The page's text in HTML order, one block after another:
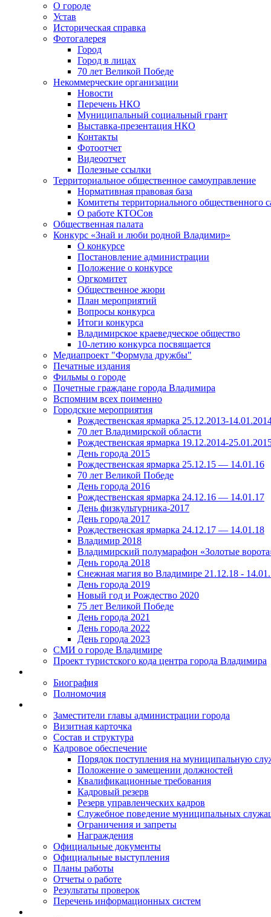
О городе
Устав
Историческая справка
Фотогалерея
Город
Город в лицах
70 лет Великой Победе
Некоммерческие организации
Новости
Перечень НКО
Муниципальный социальный грант
Выставка-презентация НКО
Контакты
Фотоотчет
Видеоотчет
Полезные ссылки
Территориальное общественное самоуправление
Нормативная правовая база
Комитеты территориального общественного
О работе КТОСов
Общественная палата
Конкурс «Знай и люби родной Владимир»
О конкурсе
Постановление администрации
Положение о конкурсе
Оргкомитет
Общественное жюри
План мероприятий
Вопросы конкурса
Итоги конкурса
Владимирское краеведческое общество
10-летию конкурса посвящается
Медиапроект "Формула дружбы"
Печатные издания
Фильмы о городе
Почетные граждане города Владимира
Вспомним всех поименно
Городские мероприятия
Рождественская ярмарка 25.12.2013-
70 лет Владимирской области
Рождественская ярмарка 19.12.2014-
День города 2015
Рождественская ярмарка 25.12.15 — 14.01.16
70 лет Великой Победе
День города 2016
Рождественская ярмарка 24.12.16 — 14.01.17
День физкультурника-2017
День города 2017
Рождественская ярмарка 24.12.17 — 14.01.18
Владимир 2018
Владимирский полумарафон «Золотые
День города 2018
Снежная магия во Владимире 21.12.18 -
День города 2019
Новый год и Рождество 2020
75 лет Великой Победе
День города 2021
День города 2022
День города 2023
СМИ о городе Владимире
Проект туристского кода центра города Владимира
Биография
Полномочия
Заместители главы администрации города
Визитная карточка
Состав и структура
Кадровое обеспечение
Порядок поступления на муниципальную
Положение о замещении должностей
Квалификационные требования
Кадровый резерв
Резерв управленческих кадров
Служебное поведение муниципальных
Ограничения и запреты
Награждения
Официальные документы
Официальные выступления
Планы работы
Отчеты о работе
Результаты проверок
Перечень информационных систем